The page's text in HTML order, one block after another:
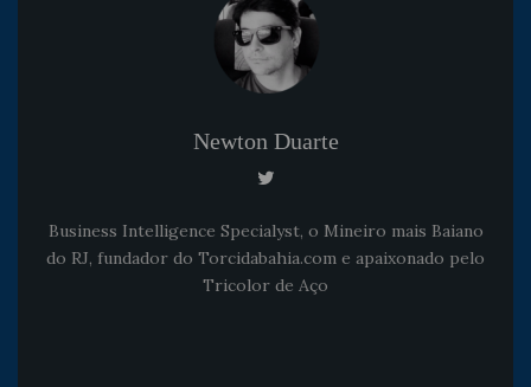
Newton Duarte
Business Intelligence Specialyst, o Mineiro mais Baiano
do RJ, fundador do Torcidabahia.com e apaixonado pelo
Tricolor de Aço